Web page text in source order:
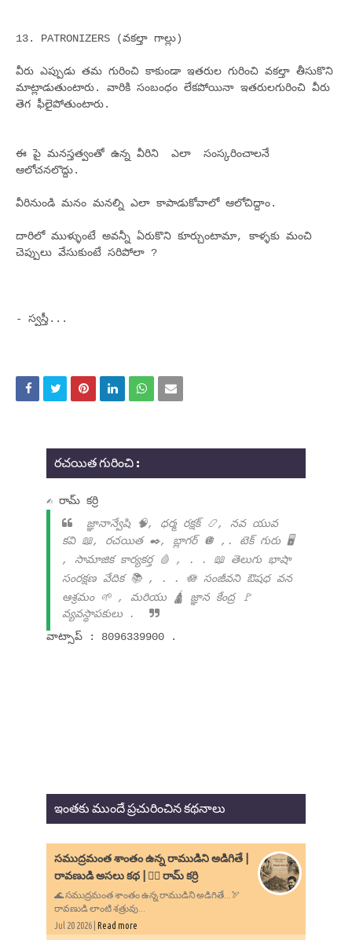
13. PATRONIZERS (వకల్తా గాల్లు)
వీరు ఎప్పుడు తమ గురించి కాకుండా ఇతరుల గురించి వకల్తా తీసుకొని
మాట్లాడుతుంటారు. వారికి సంబంధం లేకపోయినా ఇతరులగురించి వీరు
తెగ ఫీలైపోతుంటారు.
ఈ పై మనస్తత్వంతో ఉన్న వీరిని ఎలా సంస్కరించాలనే
ఆలోచనలొద్దు.
వీరినుండి మనం మనల్ని ఎలా కాపాడుకోవాలో ఆలోచిద్దాం.
దారిలో ముళ్ళుంటే అవన్నీ ఏరుకొని కూర్చుంటామా, కాళ్ళకు మంచి
చెప్పులు వేసుకుంటే సరిపోలా ?
- స్వస్తీ...
రచయిత గురించి :
✍ రామ్ కర్రి
జ్ఞానాన్వేషి 🧠, ధర్మ రక్షక్ 📿, నవ యువ
కవి 📖, రచయిత ✒️, బ్లాగర్ 🪩 ,. టెక్ గురు 🖥️
, సామాజిక కార్యకర్త 🩸 , . . 📖 తెలుగు భాషా
సంరక్షణ వేదిక 📚 , . . 🪷 సంజీవని ఔషధ వన
ఆశ్రమం 🌱 , మరియు 🛕 జ్ఞాన కేంద్ర 🚩
వ్యవస్థాపకులు .
వాట్సాప్ : 8096339900 .
ఇంతకు ముందే ప్రచురించిన కథనాలు
సముద్రమంత శాంతం ఉన్న రాముడిని అడిగితే |
రావణుడి అసలు కథ | ✍🏻 రామ్ కర్రి
🌊 సముద్రమంత శాంతం ఉన్న రాముడిని అడిగితే...🏹
రావణుడి లాంటి శత్రువు...
Jul 20 2026 | Read more